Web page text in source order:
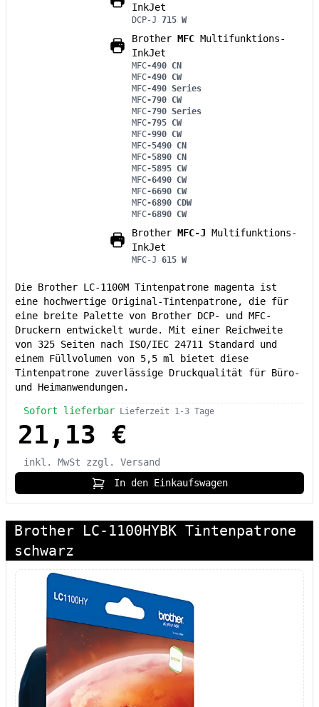
InkJet
DCP-J 715 W
Brother MFC Multifunktions-
InkJet
MFC-490 CN
MFC-490 CW
MFC-490 Series
MFC-790 CW
MFC-790 Series
MFC-795 CW
MFC-990 CW
MFC-5490 CN
MFC-5890 CN
MFC-5895 CW
MFC-6490 CW
MFC-6690 CW
MFC-6890 CDW
MFC-6890 CW
Brother MFC-J Multifunktions-
InkJet
MFC-J 615 W
Die Brother LC-1100M Tintenpatrone magenta ist
eine hochwertige Original-Tintenpatrone, die für
eine breite Palette von Brother DCP- und MFC-
Druckern entwickelt wurde. Mit einer Reichweite
von 325 Seiten nach ISO/IEC 24711 Standard und
einem Füllvolumen von 5,5 ml bietet diese
Tintenpatrone zuverlässige Druckqualität für Büro-
und Heimanwendungen.
Sofort lieferbar Lieferzeit 1-3 Tage
21,13 €
inkl. MwSt
zzgl. Versand
In den Einkaufswagen
Brother LC-1100HYBK Tintenpatrone
schwarz